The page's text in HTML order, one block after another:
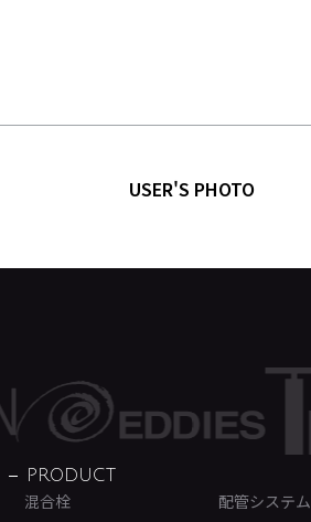
USER'S PHOTO
PRODUCT
混合栓
配管システム